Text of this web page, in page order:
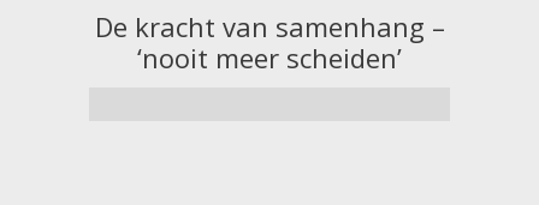
De kracht van samenhang –
‘nooit meer scheiden’